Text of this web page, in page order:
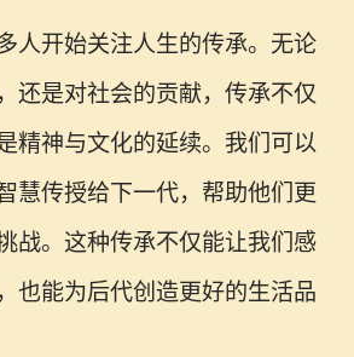
人开始关注人生的传承。无论
还是对社会的贡献，传承不仅
精神与文化的延续。我们可以
慧传授给下一代，帮助他们更
战。这种传承不仅能让我们感
也能为后代创造更好的生活品